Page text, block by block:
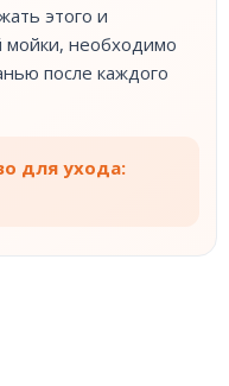
этого и
мойки, необходимо
после каждого
для ухода: